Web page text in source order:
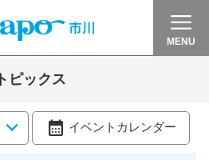
MENU
トピックス
イベントカレンダー